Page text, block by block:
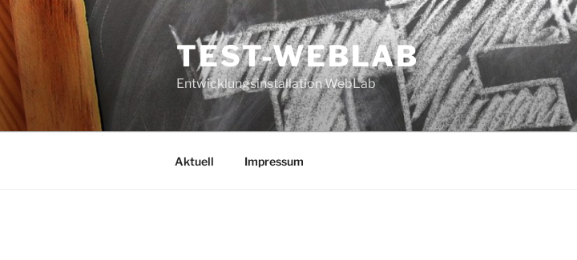
Zum
Inhalt
springen
TEST-WEBLAB
Entwicklungsinstallation WebLab
Aktuell Impressum